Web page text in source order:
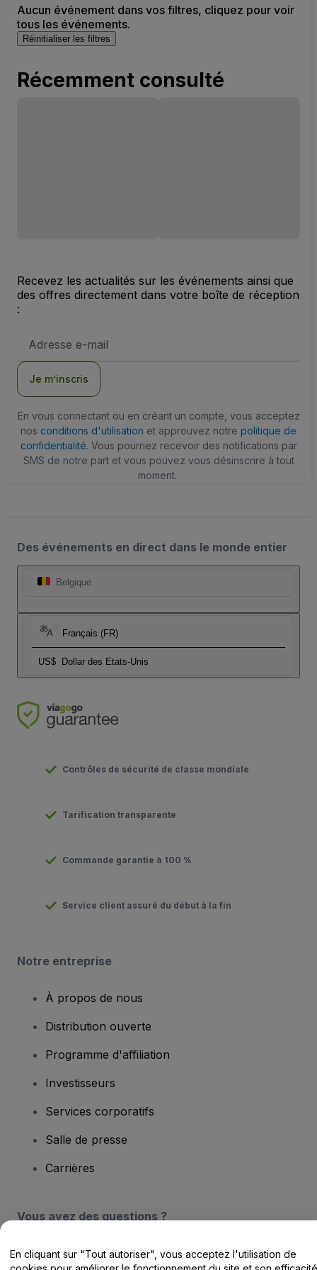
Aucun événement dans vos filtres, cliquez pour voir
tous les événements.
Réinitialiser les filtres
Récemment consulté
Recevez les actualités sur les événements ainsi que
des offres directement dans votre boîte de réception
:
e-
Je m’inscris
En vous connectant ou en créant un compte, vous acceptez
nos conditions d'utilisation et approuvez notre politique de
confidentialité. Vous pourriez recevoir des notifications par
SMS de notre part et vous pouvez vous désinscrire à tout
moment.
Des événements en direct dans le monde entier
Belgique
Français (FR)
US$ Dollar des Etats-Unis
Contrôles de sécurité de classe mondiale
Tarification transparente
Commande garantie à 100 %
Service client assuré du début à la fin
Notre entreprise
À propos de nous
Distribution ouverte
Programme d'affiliation
Investisseurs
Services corporatifs
Salle de presse
Carrières
Vous avez des questions ?
Centre d'assistance / Nous contacter
En cliquant sur "Tout autoriser", vous acceptez l'utilisation de